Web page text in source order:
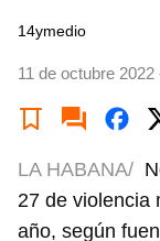
14ymedio
11 de octubre 2022
LA HABANA/
27 de violencia
año, según